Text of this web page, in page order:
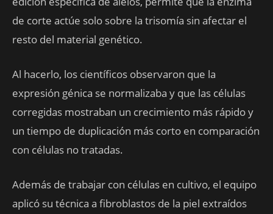
de corte actúe solo sobre la trisomía sin afectar el
resto del material genético.
Al hacerlo, los científicos observaron que la
expresión génica se normalizaba y que las células
corregidas mostraban un crecimiento más rápido y
un tiempo de duplicación más corto en comparación
con células no tratadas.
Además de trabajar con células en cultivo, el equipo
aplicó su técnica a fibroblastos de la piel extraídos